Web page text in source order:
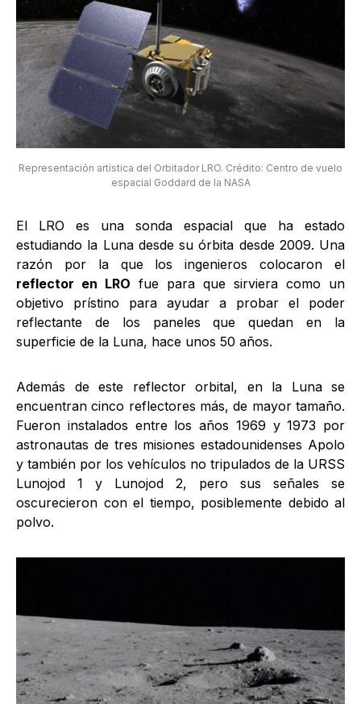
Representación artística del Orbitador LRO. Crédito: Centro de vuelo
espacial Goddard de la NASA
El LRO es una sonda espacial que ha estado
estudiando la Luna desde su órbita desde 2009. Una
razón por la que los ingenieros colocaron el
reflector en LRO fue para que sirviera como un
objetivo prístino para ayudar a probar el poder
reflectante de los paneles que quedan en la
superficie de la Luna, hace unos 50 años.
Además de este reflector orbital, en la Luna se
encuentran cinco reflectores más, de mayor tamaño.
Fueron instalados entre los años 1969 y 1973 por
astronautas de tres misiones estadounidenses Apolo
y también por los vehículos no tripulados de la URSS
Lunojod 1 y Lunojod 2, pero sus señales se
oscurecieron con el tiempo, posiblemente debido al
polvo.